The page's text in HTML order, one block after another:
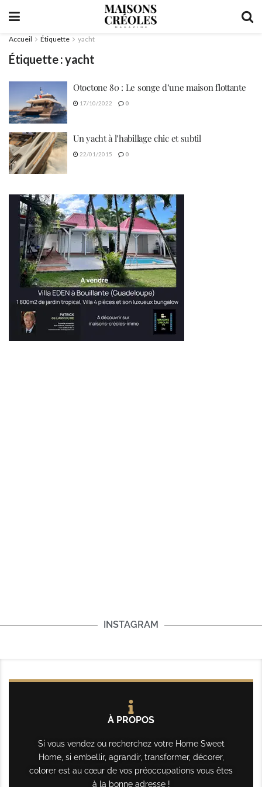
Accueil Étiquette yacht
Étiquette :yacht
Otoctone 80 : Le songe d’une maison flottante
17/10/2022 0
Un yacht à l’habillage chic et subtil
22/01/2015 0
INSTAGRAM
À PROPOS
Si vous vendez ou recherchez votre Home Sweet
Home, si embellir, agrandir, transformer, décorer,
colorer est au cœur de vos préoccupations vous êtes
à la bonne adresse !